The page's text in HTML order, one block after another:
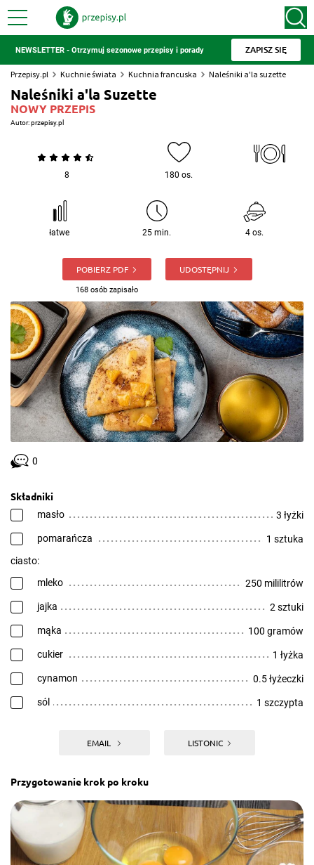
NEWSLETTER - Otrzymuj sezonowe przepisy i porady ZAPISZ SIĘ
Przepisy.pl Kuchnie świata Kuchnia francuska Naleśniki a'la suzette
Naleśniki a'la Suzette
NOWY PRZEPIS
Autor:przepisy.pl
8 180 os.
łatwe 25 min. 4 os.
POBIERZ PDF
168 osób zapisało
UDOSTĘPNIJ
0
Składniki
masło 3 łyżki
pomarańcza
1 sztuka
ciasto:
mleko
250 mililitrów
jajka 2 sztuki
mąka 100 gramów
cukier 1 łyżka
cynamon 0.5 łyżeczki
sól 1 szczypta
EMAIL LISTONIC
Przygotowanie krok po kroku